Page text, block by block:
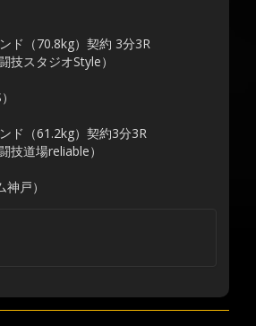
ド（70.8kg）契約 3分3R
技スタジオStyle）
ド（61.2kg）契約3分3R
技道場reliable）
戸）